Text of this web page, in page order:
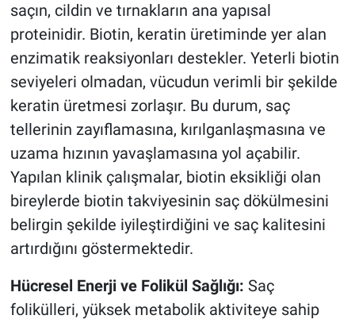
saçın, cildin ve tırnakların ana yapısal
proteinidir. Biotin, keratin üretiminde yer alan
enzimatik reaksiyonları destekler. Yeterli biotin
seviyeleri olmadan, vücudun verimli bir şekilde
keratin üretmesi zorlaşır. Bu durum, saç
tellerinin zayıflamasına, kırılganlaşmasına ve
uzama hızının yavaşlamasına yol açabilir.
Yapılan klinik çalışmalar, biotin eksikliği olan
bireylerde biotin takviyesinin saç dökülmesini
belirgin şekilde iyileştirdiğini ve saç kalitesini
artırdığını göstermektedir.
Hücresel Enerji ve Folikül Sağlığı: Saç
folikülleri, yüksek metabolik aktiviteye sahip